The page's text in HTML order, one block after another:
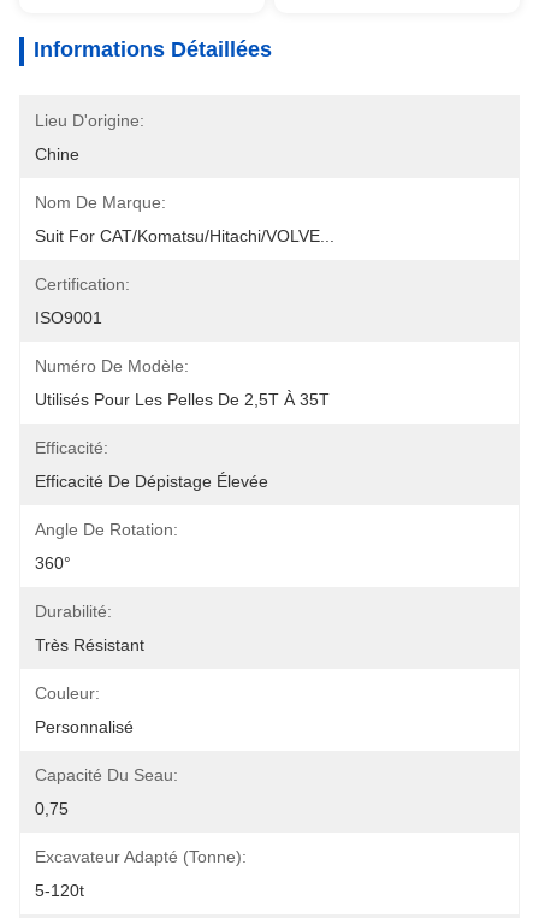
Informations Détaillées
Lieu D'origine:
Chine
Nom De Marque:
Suit For CAT/Komatsu/Hitachi/VOLVE...
Certification:
ISO9001
Numéro De Modèle:
Utilisés Pour Les Pelles De 2,5T À 35T
Efficacité:
Efficacité De Dépistage Élevée
Angle De Rotation:
360°
Durabilité:
Très Résistant
Couleur:
Personnalisé
Capacité Du Seau:
0,75
Excavateur Adapté (tonne):
5-120t